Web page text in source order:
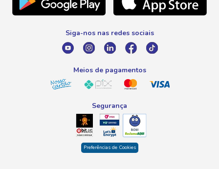
Promoção Fim de Ano
0800 016 6680
atendimento@savegnago.com.br
Siga-nos nas redes sociais
Meios de pagamentos
Segurança
Preferências de Cookies